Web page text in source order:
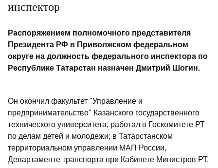
инспектор
Распоряжением полномочного представителя
Президента РФ в Приволжском федеральном
округе на должность федерального инспектора по
Республике Татарстан назначен Дмитрий Шогин.
Он окончил факультет "Управление и
предпринимательство" Казанского государственного
технического университета, работал в Госкомитете РТ
по делам детей и молодежи; в Татарстанском
территориальном управлении МАП России,
Департаменте транспорта при Кабинете Министров РТ.